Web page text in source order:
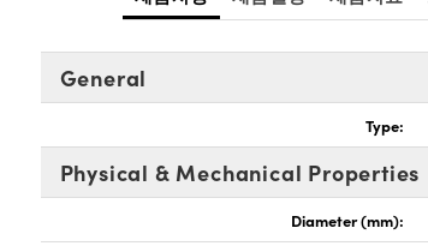
General
Type:
Physical & Mechanical Properties
Diameter (mm):